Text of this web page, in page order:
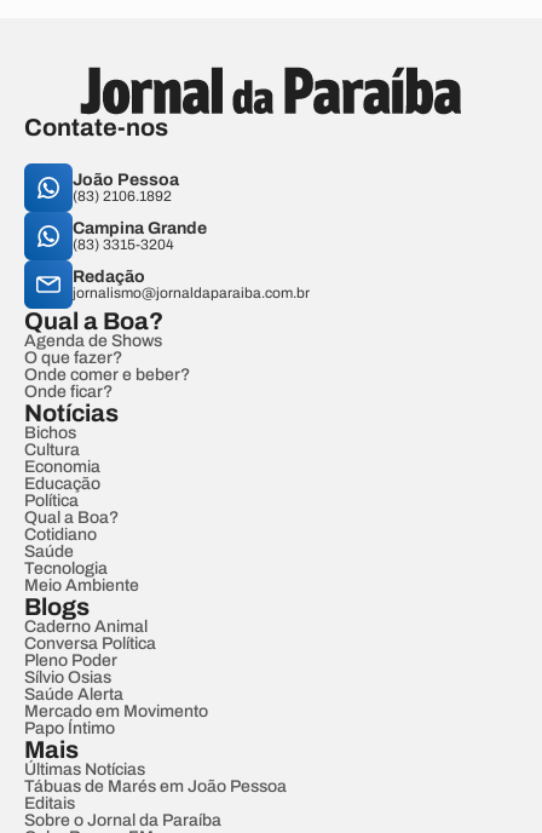
Contate-nos
João Pessoa
(83) 2106.1892
Campina Grande
(83) 3315-3204
Redação
jornalismo@jornaldaparaiba.com.br
Qual a Boa?
Agenda de Shows
O que fazer?
Onde comer e beber?
Onde ficar?
Notícias
Bichos
Cultura
Economia
Educação
Política
Qual a Boa?
Cotidiano
Saúde
Tecnologia
Meio Ambiente
Blogs
Caderno Animal
Conversa Política
Pleno Poder
Sílvio Osias
Saúde Alerta
Mercado em Movimento
Papo Íntimo
Mais
Últimas Notícias
Tábuas de Marés em João Pessoa
Editais
Sobre o Jornal da Paraíba